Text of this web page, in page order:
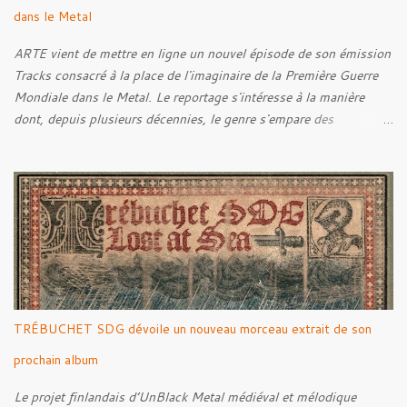
dans le Metal
ARTE vient de mettre en ligne un nouvel épisode de son émission
Tracks consacré à la place de l'imaginaire de la Première Guerre
Mondiale dans le Metal. Le reportage s'intéresse à la manière
dont, depuis plusieurs décennies, le genre s'empare des
cette réflexion, Tracks est allé à la rencontre de Noise (
Kanonenfieber ) et de Dmytro Kumar ( 1914 ), qui reviennent sur
leur intérêt pour la Première Guerre mondiale. Le documentaire
donne également la parole au producteur Kristian "Kohle"
Kohlmannslehner, collaborateur de 1914 , ainsi qu'à l'historien
Ralf Raths, directeur du Musée allemand des blindés de Munster,
afin d'interroger plus largement la place des images de guerre
dans l'esthétique et l'imaginaire du Metal. Le reportage est à
découvrir ci-dessous :
TRÉBUCHET SDG dévoile un nouveau morceau extrait de son
prochain album
Le projet finlandais d’UnBlack Metal médiéval et mélodique